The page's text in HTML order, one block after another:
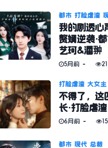
都市 打脸虐渣
我的剧透心
赘婿逆袭·
艺珂&潘翀
5月前
打脸虐渣 大女主
不得了，这
长·打脸虐
6月前
都市 现代 总裁